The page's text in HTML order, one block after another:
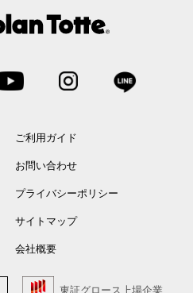
ご利用ガイド
お問い合わせ
プライバシーポリシー
サイトマップ
会社概要
東証グロース上場企業